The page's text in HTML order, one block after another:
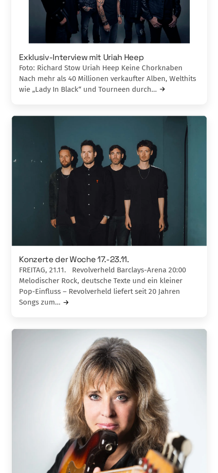
Exklusiv-Interview mit Uriah Heep
Foto: Richard Stow Uriah Heep Keine Chorknaben
Nach mehr als 40 Millionen verkaufter Alben, Welthits
wie „Lady In Black“ und Tourneen durch…
Konzerte der Woche 17.-23.11.
FREITAG, 21.11. Revolverheld Barclays-Arena 20:00
Melodischer Rock, deutsche Texte und ein kleiner
Pop-Einfluss – Revolverheld liefert seit 20 Jahren
Songs zum…